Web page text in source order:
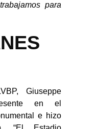
para
Giuseppe
en el
e hizo